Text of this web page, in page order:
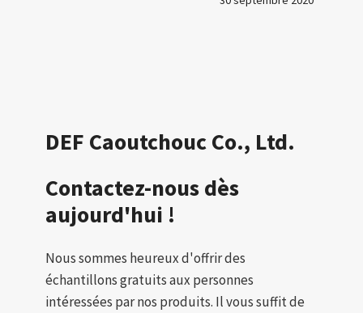
DEF Caoutchouc Co., Ltd.
Contactez-nous dès
aujourd'hui !
Nous sommes heureux d'offrir des
échantillons gratuits aux personnes
intéressées par nos produits. Il vous suffit de